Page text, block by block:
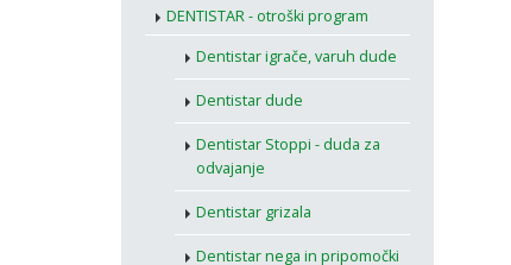
DENTISTAR - otroški program
Dentistar igrače, varuh dude
Dentistar dude
Dentistar Stoppi - duda za
odvajanje
Dentistar grizala
Dentistar nega in pripomočki